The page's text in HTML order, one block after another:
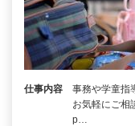
仕事内容
事務や学童指
お気軽にご相
p…